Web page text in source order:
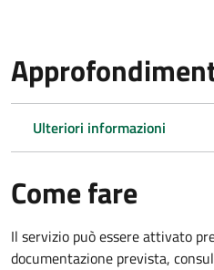
Ulteriori informazioni
Come fare
Il servizio può essere attivato
documentazione prevista,